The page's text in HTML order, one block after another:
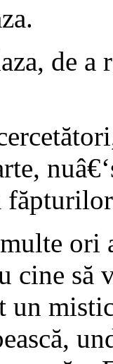
de
ori
cine să
un